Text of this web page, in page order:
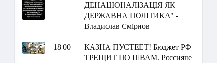
ДЕНАЦІОНАЛІЗАЦІЯ ЯК
ДЕРЖАВНА ПОЛІТИКА" -
Владислав Смірнов
18:00
КАЗНА ПУСТЕЕТ! Бюджет РФ
ТРЕЩИТ ПО ШВАМ. Россияне